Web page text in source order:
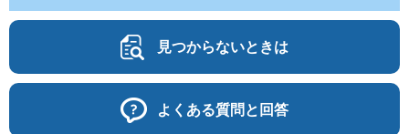
見つからないときは
よくある質問と回答